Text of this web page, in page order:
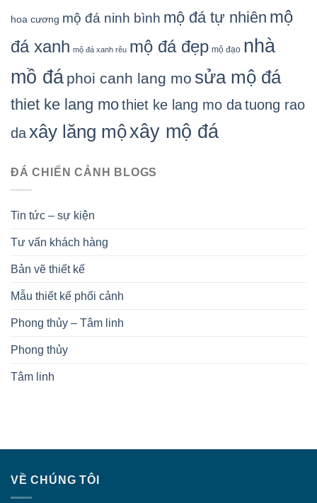
hoa cương mộ đá ninh bình mộ đá tự nhiên mộ
đá xanh mộ đá xanh rêu mộ đá đẹp mộ đạo nhà
mồ đá phoi canh lang mo sửa mộ đá
thiet ke lang mothiet ke lang mo datuong rao
daxây lăng mộxây mộ đá
ĐÁ CHIẾN CẢNH BLOGS
Tin tức – sự kiện
Tư vấn khách hàng
Bản vẽ thiết kế
Mẫu thiết kế phối cảnh
Phong thủy – Tâm linh
Phong thủy
Tâm linh
VỀ CHÚNG TÔI